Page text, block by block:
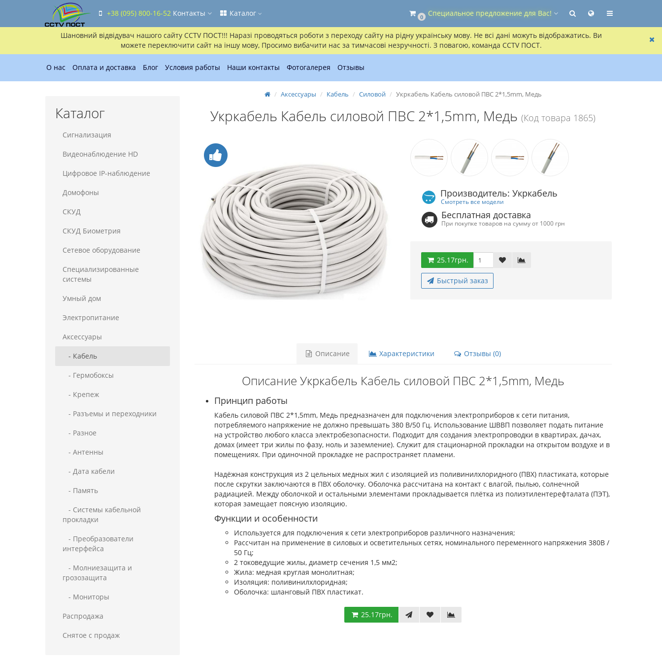
Шановний відвідувач нашого сайту CCTV ПОСТ!!! Наразі проводяться роботи з переходу сайту на рідну українську мову. Не всі дані можуть відображатись. Ви
можете переключити сайт на іншу мову, Просимо вибачити нас за тимчасові незручності. З повагою, команда CCTV ПОСТ.
+38 (095) 800-16-52 Контакты Каталог 0 Специальное предложение для Вас!
О нас Оплата и доставка Блог Условия работы Наши контакты Фотогалерея Отзывы
Каталог
Сигнализация
Видеонаблюдение HD
Цифровое IP-наблюдение
Домофоны
СКУД
СКУД Биометрия
Сетевое оборудование
Специализированные
системы
Умный дом
Электропитание
Аксессуары
- Кабель
- Гермобоксы
- Крепеж
- Разъемы и переходники
- Разное
- Антенны
- Дата кабели
- Память
- Системы кабельной
прокладки
- Преобразователи
интерфейса
- Молниезащита и
грозозащита
- Мониторы
Распродажа
Снятое с продаж
Аксессуары Кабель Силовой Укркабель Кабель силовой ПВС 2*1,5mm, Медь
Укркабель Кабель силовой ПВС 2*1,5mm, Медь (Код товара 1865)
Производитель: Укркабель
Смотреть все модели
Бесплатная доставка
При покупке товаров на сумму от 1000 грн
25.17грн.
Быстрый заказ
Описание Характеристики Отзывы (0)
Описание Укркабель Кабель силовой ПВС 2*1,5mm, Медь
Принцип работы
Кабель силовой ПВС 2*1,5mm, Медь предназначен для подключения электроприборов к сети питания,
потребляемого напряжение не должно превышать 380 В/50 Гц. Использование ШВВП позволяет подать питание
на устройство любого класса электробезопасности. Подходит для создания электропроводки в квартирах, дачах,
домах (имеет три жилы по фазу, ноль и заземление). Служит для стационарной прокладки на открытом воздухе и в
помещениях. При одиночной прокладке не распространяет пламени.
Надёжная конструкция из 2 цельных медных жил с изоляцией из поливинилхлоридного (ПВХ) пластиката, которые
после скрутки заключаются в ПВХ оболочку. Оболочка рассчитана на контакт с влагой, пылью, солнечной
радиацией. Между оболочкой и остальными элементами прокладывается плётка из полиэтилентерефталата (ПЭТ),
которая замещает поясную изоляцию.
Функции и особенности
Используется для подключения к сети электроприборов различного назначения;
Рассчитан на применение в силовых и осветительных сетях, номинального переменного напряжения 380В /
50 Гц;
2 токоведущие жилы, диаметр сечения 1,5 мм2;
Жила: медная круглая монолитная;
Изоляция: поливинилхлоридная;
Оболочка: шланговый ПВХ пластикат.
25.17грн.